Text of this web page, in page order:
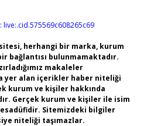
live:.cid.575569c608265c69
herhangi bir marka, kurum
bağlantısı bulunmamaktadır.
makaleler
yer alan içerikler haber niteliği
kurum ve kişiler hakkında
Gerçek kurum ve kişiler ile isim
Sitemizdeki bilgiler
niteliği taşımazlar.